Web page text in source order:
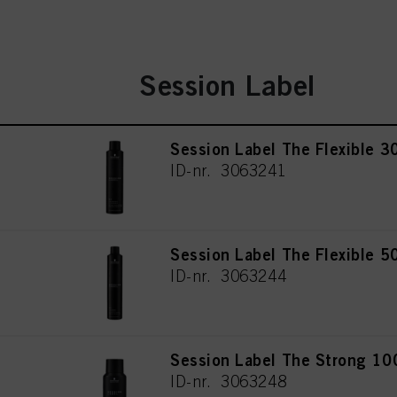
Session Label
Session Label The Flexible
ID-nr. 3063241
Session Label The Flexible
ID-nr. 3063244
Session Label The Strong
ID-nr. 3063248